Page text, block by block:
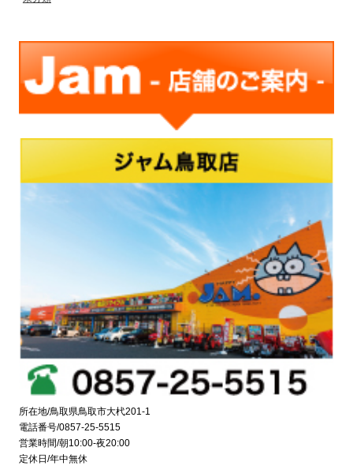
所在地/鳥取県鳥取市大杙201-1
電話番号/0857-25-5515
営業時間/朝10:00-夜20:00
定休日/年中無休